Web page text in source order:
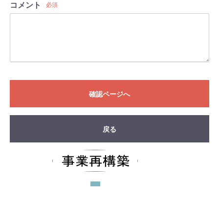
コメント 必須
確認ページへ
戻る